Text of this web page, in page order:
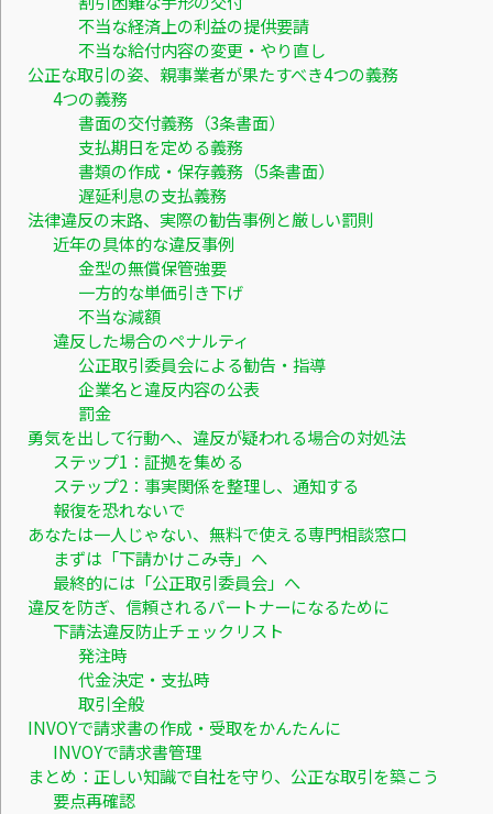
不当な経済上の利益の提供要請
不当な給付内容の変更・やり直し
公正な取引の姿、親事業者が果たすべき4つの義務
4つの義務
書面の交付義務（3条書面）
支払期日を定める義務
書類の作成・保存義務（5条書面）
遅延利息の支払義務
法律違反の末路、実際の勧告事例と厳しい罰則
近年の具体的な違反事例
金型の無償保管強要
一方的な単価引き下げ
不当な減額
違反した場合のペナルティ
公正取引委員会による勧告・指導
企業名と違反内容の公表
罰金
勇気を出して行動へ、違反が疑われる場合の対処法
ステップ1：証拠を集める
ステップ2：事実関係を整理し、通知する
報復を恐れないで
あなたは一人じゃない、無料で使える専門相談窓口
まずは「下請かけこみ寺」へ
最終的には「公正取引委員会」へ
違反を防ぎ、信頼されるパートナーになるために
下請法違反防止チェックリスト
発注時
代金決定・支払時
取引全般
INVOYで請求書の作成・受取をかんたんに
INVOYで請求書管理
まとめ：正しい知識で自社を守り、公正な取引を築こう
要点再確認